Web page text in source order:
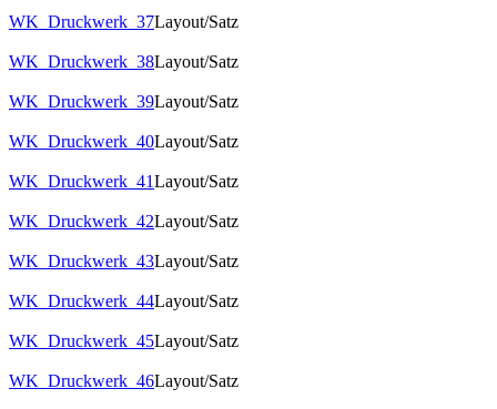
WK_Druckwerk_37Layout/Satz
WK_Druckwerk_38Layout/Satz
WK_Druckwerk_39Layout/Satz
WK_Druckwerk_40Layout/Satz
WK_Druckwerk_41Layout/Satz
WK_Druckwerk_42Layout/Satz
WK_Druckwerk_43Layout/Satz
WK_Druckwerk_44Layout/Satz
WK_Druckwerk_45Layout/Satz
WK_Druckwerk_46Layout/Satz